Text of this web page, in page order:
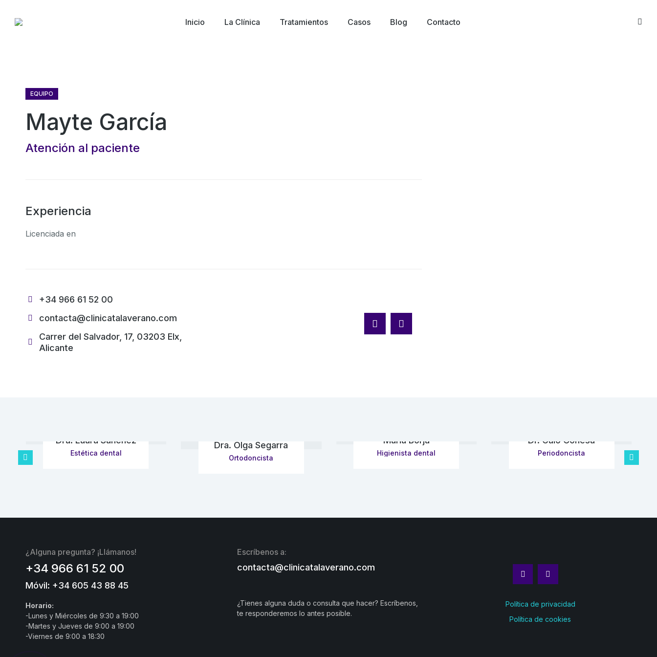
Inicio La Clínica Tratamientos Casos Blog Contacto
EQUIPO
Mayte García
Atención al paciente
Experiencia
Licenciada en
+34 966 61 52 00
contacta@clinicatalaverano.com
Carrer del Salvador, 17, 03203 Elx,
Alicante
Dra. Laura Sánchez
Estética dental
Dra. Olga Segarra
Ortodoncista
Maria Borja
Higienista dental
Dr. Galo Conesa
Periodoncista
¿Alguna pregunta? ¡Llámanos!
+34 966 61 52 00
Móvil: +34 605 43 88 45
Horario:
-Lunes y Miércoles de 9:30 a 19:00
-Martes y Jueves de 9:00 a 19:00
-Viernes de 9:00 a 18:30
Escríbenos a:
contacta@clinicatalaverano.com
¿Tienes alguna duda o consulta que hacer? Escríbenos,
te responderemos lo antes posible.
Política de privacidad
Política de cookies